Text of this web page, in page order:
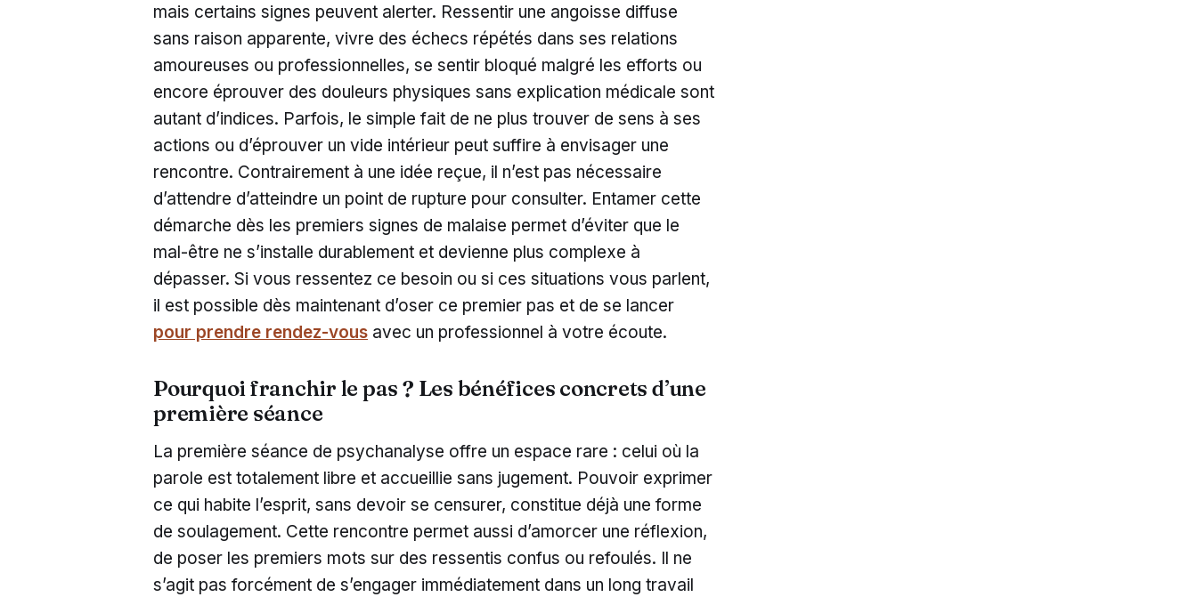
mais certains signes peuvent alerter. Ressentir une angoisse diffuse
sans raison apparente, vivre des échecs répétés dans ses relations
amoureuses ou professionnelles, se sentir bloqué malgré les efforts ou
encore éprouver des douleurs physiques sans explication médicale sont
autant d’indices. Parfois, le simple fait de ne plus trouver de sens à ses
actions ou d’éprouver un vide intérieur peut suffire à envisager une
rencontre. Contrairement à une idée reçue, il n’est pas nécessaire
d’attendre d’atteindre un point de rupture pour consulter. Entamer cette
démarche dès les premiers signes de malaise permet d’éviter que le
mal-être ne s’installe durablement et devienne plus complexe à
dépasser. Si vous ressentez ce besoin ou si ces situations vous parlent,
il est possible dès maintenant d’oser ce premier pas et de se lancer
pour prendre rendez-vous avec un professionnel à votre écoute.
Pourquoi franchir le pas ? Les bénéfices concrets d’une
première séance
La première séance de psychanalyse offre un espace rare : celui où la
parole est totalement libre et accueillie sans jugement. Pouvoir exprimer
ce qui habite l’esprit, sans devoir se censurer, constitue déjà une forme
de soulagement. Cette rencontre permet aussi d’amorcer une réflexion,
de poser les premiers mots sur des ressentis confus ou refoulés. Il ne
s’agit pas forcément de s’engager immédiatement dans un long travail